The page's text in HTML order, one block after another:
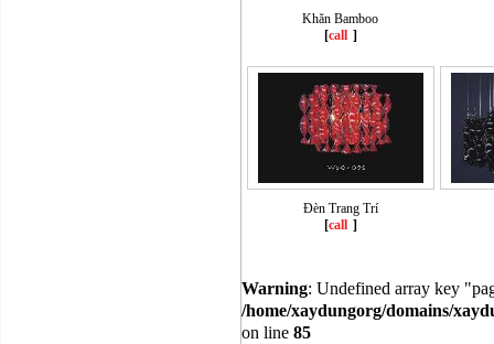
Khăn Bamboo
[call ]
Đèn Trang Trí
[call ]
Warning: Undefined array key
/home/xaydungorg/domains/
on line 85